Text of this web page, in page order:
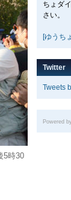
5時30
ちょダ
さい。
[ゆうち
Twitter
Tweets
Powered